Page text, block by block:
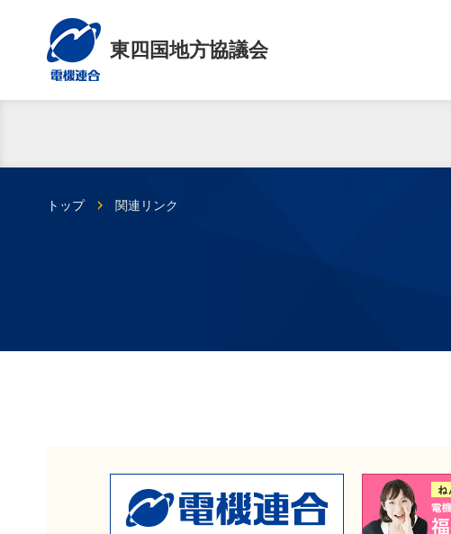
東四国地方協議会
トップ 関連リンク